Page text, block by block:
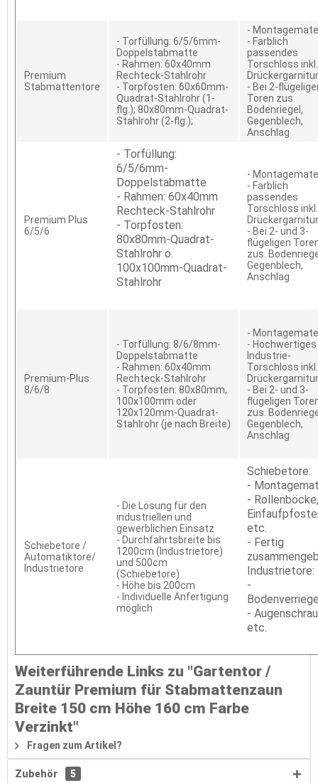
Premium
Stabmattentore
- Torfüllung: 6/5/6mm-
Doppelstabmatte
- Rahmen: 60x40mm
Rechteck-Stahlrohr
- Torpfosten: 60x60mm-
Quadrat-Stahlrohr (1-
flg.); 80x80mm-Quadrat-
Stahlrohr (2-flg.);
-
- Farblich
passendes
Torschloss inkl.
Drückergarnitur
- Bei 2-
Toren zus.
Bodenriegel,
Gegenblech,
Anschlag
Premium Plus
6/5/6
- Torfüllung:
6/5/6mm-
Doppelstabmatte
- Rahmen: 60x40mm
Rechteck-Stahlrohr
- Torpfosten:
80x80mm-Quadrat-
Stahlrohr o.
100x100mm-Quadrat-
Stahlrohr
-
- Farblich
passendes
Torschloss inkl.
Drückergarnitur
- Bei 2- und 3-
flügeligen
zus.
Gegenblech,
Anschlag
Premium-Plus
8/6/8
- Torfüllung: 8/6/8mm-
Doppelstabmatte
- Rahmen: 60x40mm
Rechteck-Stahlrohr
- Torpfosten: 80x80mm,
100x100mm oder
120x120mm-Quadrat-
Stahlrohr (je nach Breite)
-
- Hochwertiges
Industrie-
Torschloss inkl.
Drückergarnitur
- Bei 2- und 3-
flügeligen
zus.
Gegenblech,
Anschlag
Schiebetore /
Automatiktore/
Industrietore
- Die Lösung für den
industriellen und
gewerblichen Einsatz
- Durchfahrtsbreite bis
1200cm (Industrietore)
und 500cm
(Schiebetore)
- Höhe bis 200cm
- Individuelle Anfertigung
möglich
Schiebetore:
-
- Rollenböcke,
etc.
- Fertig
Industrietore:
-
-
etc.
Weiterführende Links zu "Gartentor /
Zauntür Premium für Stabmattenzaun
Breite 150 cm Höhe 160 cm Farbe
Verzinkt"
Fragen zum Artikel?
Zubehör 5